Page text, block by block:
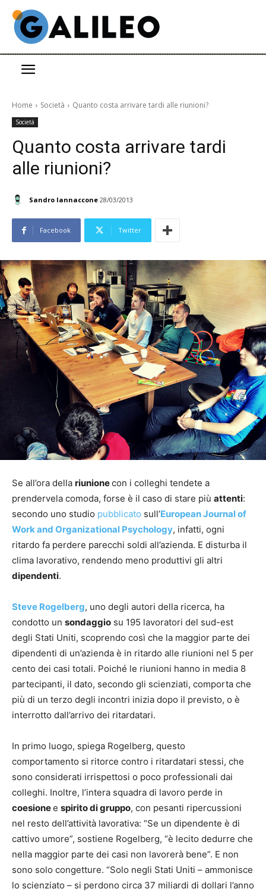
Home Società Quanto costa arrivare tardi alle riunioni?
Società
Quanto costa arrivare tardi
alle riunioni?
Sandro Iannaccone 28/03/2013
Facebook Twitter
Se all’ora della riunionecon i colleghi tendete a
prendervela comoda, forse è il caso di stare più attenti:
secondo uno studio pubblicato sull’European Journal of
Work and Organizational Psychology, infatti, ogni
ritardo fa perdere parecchi soldi all’azienda. E disturba il
clima lavorativo, rendendo meno produttivi gli altri
dipendenti.
Steve Rogelberg, uno degli autori della ricerca, ha
condotto un sondaggio su 195 lavoratori del sud-est
degli Stati Uniti, scoprendo così che la maggior parte dei
dipendenti di un’azienda è in ritardo alle riunioni nel 5 per
cento dei casi totali. Poiché le riunioni hanno in media 8
partecipanti, il dato, secondo gli scienziati, comporta che
più di un terzo degli incontri inizia dopo il previsto, o è
interrotto dall’arrivo dei ritardatari.
In primo luogo, spiega Rogelberg, questo
comportamento si ritorce contro i ritardatari stessi, che
sono considerati irrispettosi o poco professionali dai
colleghi. Inoltre, l’intera squadra di lavoro perde in
coesionee spirito di gruppo, con pesanti ripercussioni
nel resto dell’attività lavorativa: “Se un dipendente è di
cattivo umore”, sostiene Rogelberg, “è lecito dedurre che
nella maggior parte dei casi non lavorerà bene”. E non
sono solo congetture. “Solo negli Stati Uniti – ammonisce
lo scienziato – si perdono circa 37 miliardi di dollari l’anno